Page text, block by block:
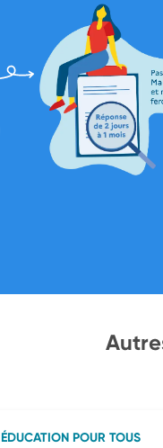
ÉDUCATION POUR TOUS